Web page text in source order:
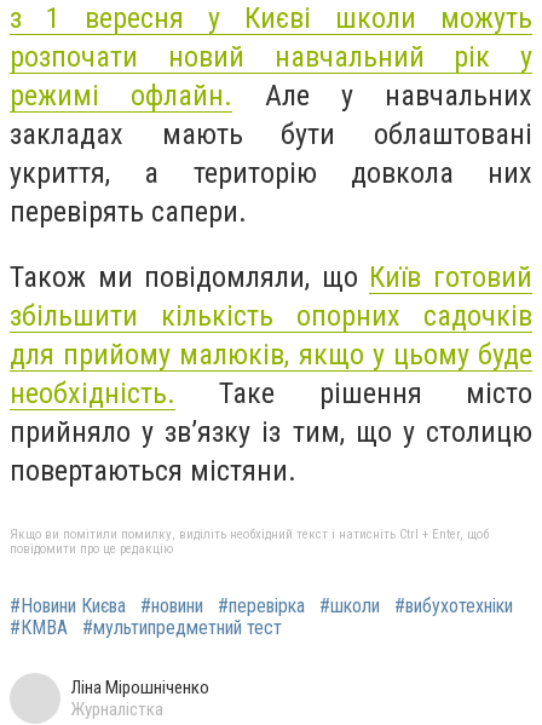
з 1 вересня у Києві школи можуть
розпочати новий навчальний рік у
режимі офлайн. Але у навчальних
закладах мають бути облаштовані
укриття, а територію довкола них
перевірять сапери.
Також ми повідомляли, що Київ готовий
збільшити кількість опорних садочків
для прийому малюків, якщо у цьому буде
необхідність. Таке рішення місто
прийняло у зв’язку із тим, що у столицю
повертаються містяни.
Якщо ви помітили помилку, виділіть необхідний текст і натисніть Ctrl + Enter, щоб
повідомити про це редакцію
#Новини Києва #новини #перевірка #школи
#вибухотехніки
#КМВА
#мультипредметний тест
Ліна Мірошніченко
Журналістка